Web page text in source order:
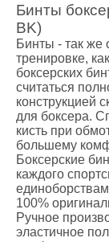
Бинты
BK)
Бинты - так же
тренировке,
боксерских
считаться
конструкцией
для боксера.
кисть при
большему
Боксерские
каждого
100%
Ручное
эластичное